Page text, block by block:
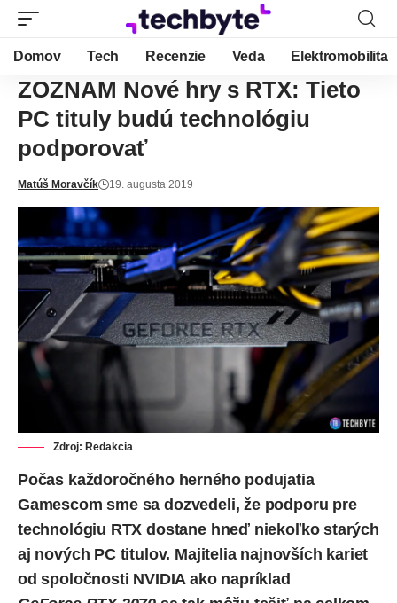
Domov Tech Recenzie Veda Elektromobilita
ZOZNAM Nové hry s RTX: Tieto
PC tituly budú technológiu
podporovať
Matúš Moravčík 19. augusta 2019
Zdroj: Redakcia
Počas každoročného herného podujatia
Gamescom sme sa dozvedeli, že podporu pre
technológiu RTX dostane hneď niekoľko starých
aj nových PC titulov. Majitelia najnovších kariet
od spoločnosti NVIDIA ako napríklad